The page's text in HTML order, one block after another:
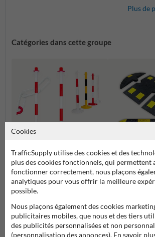
Plus de
Catégories dans cette groupe
Potelets et poteaux de
guidage
Ralentisseurs et
Parkings et
Cookies
TrafficSupply utilise des cookies et des
plus des cookies fonctionnels, qui permettent
fonctionner correctement, nous plaçons
analytiques pour vous offrir la meilleure
possible.
Nous plaçons également des cookies
publicitaires mobiles, que nous et des tiers
des publicités personnalisées et non
(personnalisation des annonces). En savoir